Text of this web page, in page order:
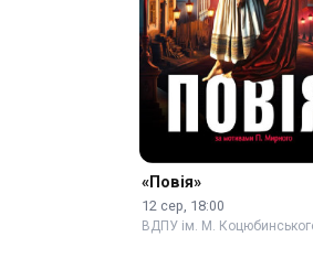
«Повія»
12 сер, 18:00
ВДПУ ім. М.